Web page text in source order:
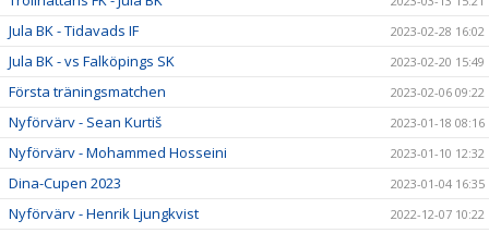
Jula BK - Tidavads IF 2023-02-28 16:02
Jula BK - vs Falköpings SK 2023-02-20 15:49
Första träningsmatchen 2023-02-06 09:22
Nyförvärv - Sean Kurtiš 2023-01-18 08:16
Nyförvärv - Mohammed Hosseini 2023-01-10 12:32
Dina-Cupen 2023 2023-01-04 16:35
Nyförvärv - Henrik Ljungkvist 2022-12-07 10:22